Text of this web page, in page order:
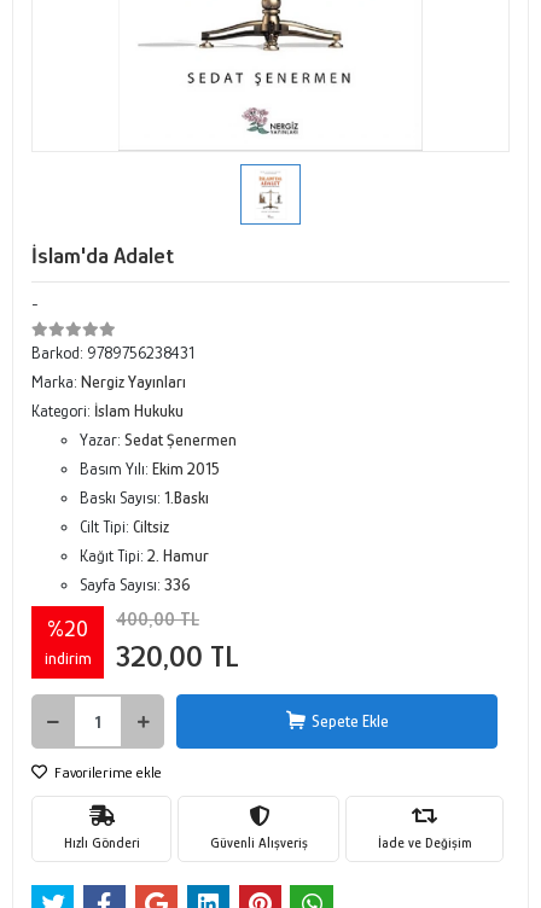
İslam'da Adalet
-
Barkod: 9789756238431
Marka: Nergiz Yayınları
Kategori: İslam Hukuku
Yazar: Sedat Şenermen
Basım Yılı: Ekim 2015
Baskı Sayısı: 1.Baskı
Cilt Tipi: Ciltsiz
Kağıt Tipi: 2. Hamur
Sayfa Sayısı: 336
%20
indirim
400,00 TL
320,00 TL
Sepete Ekle
Favorilerime ekle
Hızlı Gönderi Güvenli Alışveriş İade ve Değişim